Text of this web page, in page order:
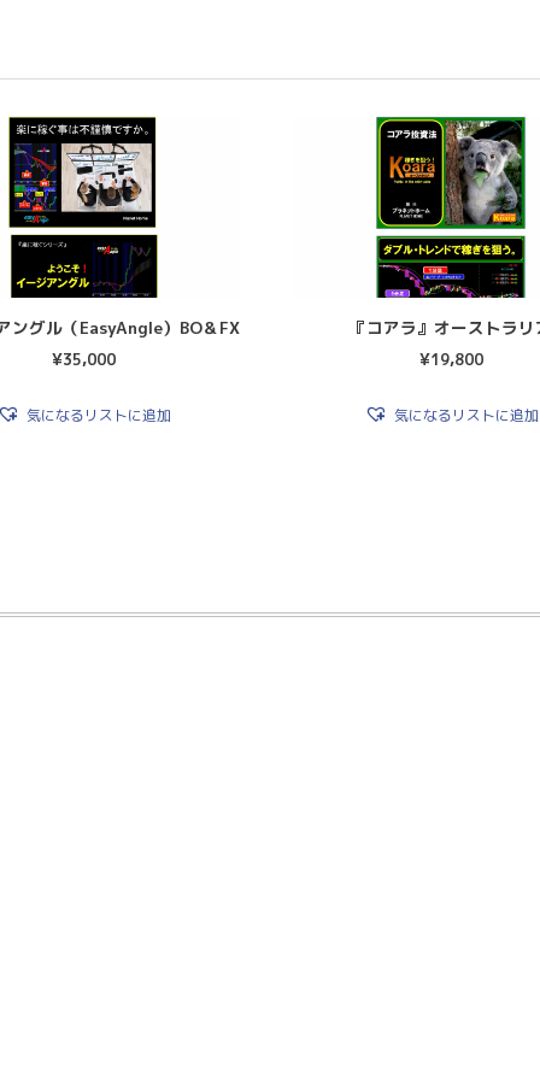
ングル（EasyAngle）BO＆FX
¥35,000
気になるリストに追加
『コアラ』オーストラリ
¥19,800
気になるリストに追加